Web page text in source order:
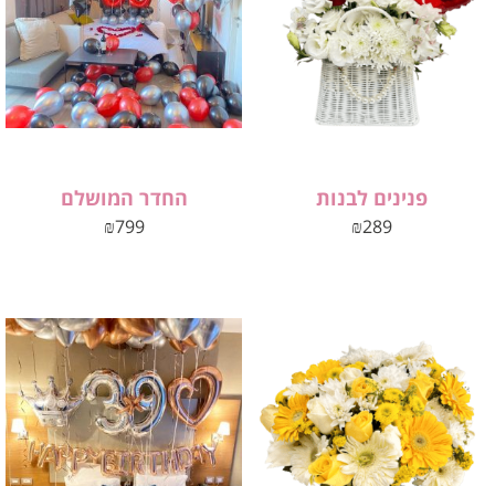
פנינים לבנות
₪289
החדר המושלם
₪799